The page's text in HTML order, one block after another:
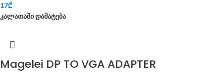
17₾
კალათაში დამატება
Magelei DP TO VGA ADAPTER